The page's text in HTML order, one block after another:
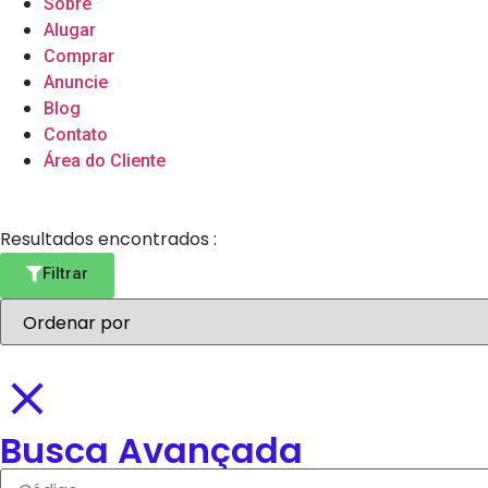
Alugar
Comprar
Anuncie
Blog
Contato
Área do Cliente
Resultados encontrados :
Filtrar
Busca Avançada